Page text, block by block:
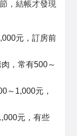
，結帳才發現
元，訂房前
，常有500～
～1,000元，
元，有些